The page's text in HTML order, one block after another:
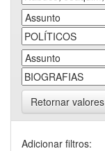
Retornar valores
Adicionar filtros: